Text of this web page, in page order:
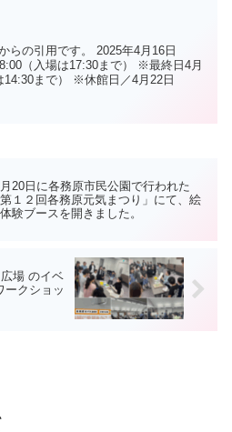
らの引用です。 2025年4月16日
（入場は17:30まで） ※最終日4月
14:30まで） ※休館日／4月22日
月20日に各務原市民公園で行われた
第１２回各務原元気まつり」にて、絵
験ブースを開きました。
場 のイベ
ークショッ